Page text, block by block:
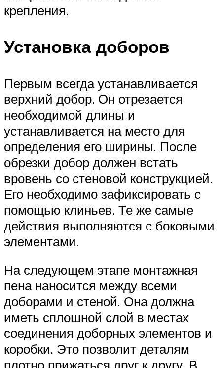
крепления.
Установка доборов
Первым всегда устанавливается
верхний добор. Он отрезается
необходимой длины и
устанавливается на место для
определения его ширины. После
обрезки добор должен встать
вровень со стеновой конструкцией.
Его необходимо зафиксировать с
помощью клиньев. Те же самые
действия выполняются с боковыми
элементами.
На следующем этапе монтажная
пена наносится между всеми
доборами и стеной. Она должна
иметь сплошной слой в местах
соединения доборных элементов и
коробки. Это позволит деталям
плотно прижаться друг к другу. В